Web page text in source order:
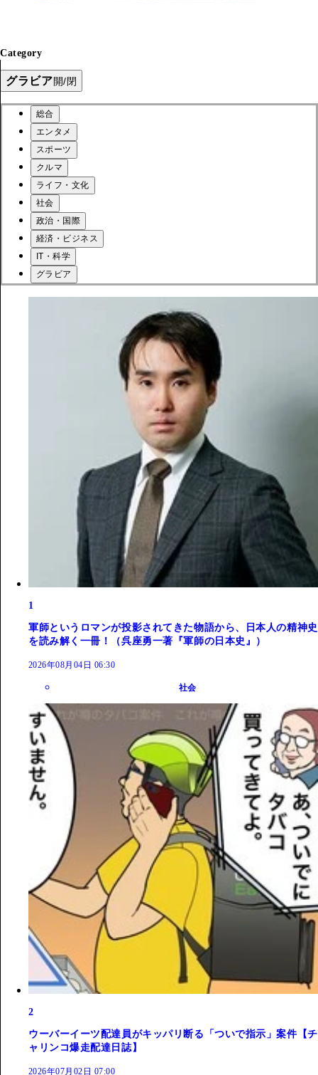
Category
グラビア開/閉
総合
エンタメ
スポーツ
クルマ
ライフ・文化
社会
政治・国際
経済・ビジネス
IT・科学
グラビア
1
軍師というロマンが投影されてきた物語から、日本人の精神史
を読み解く一冊！（呉座勇一著『軍師の日本史』）
2026年08月04日 06:30
社会
2
ウーバーイーツ配達員がキッパリ断る「ついで指示」案件【チ
ャリンコ爆走配達日誌】
2026年07月02日 07:00